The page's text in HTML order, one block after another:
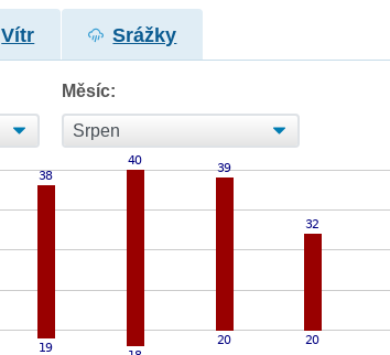
Vítr Srážky
Měsíc: